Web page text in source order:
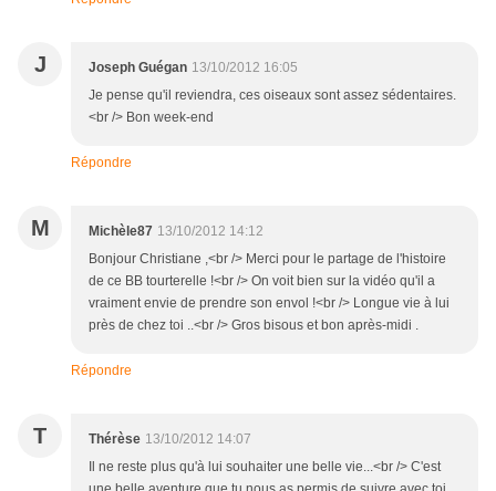
J Joseph Guégan 13/10/2012 16:05
Je pense qu'il reviendra, ces oiseaux sont assez sédentaires.
<br /> Bon week-end
Répondre
M Michèle87 13/10/2012 14:12
Bonjour Christiane ,<br /> Merci pour le partage de l'histoire
de ce BB tourterelle !<br /> On voit bien sur la vidéo qu'il a
vraiment envie de prendre son envol !<br /> Longue vie à lui
près de chez toi ..<br /> Gros bisous et bon après-midi .
Répondre
T Thérèse 13/10/2012 14:07
Il ne reste plus qu'à lui souhaiter une belle vie...<br /> C'est